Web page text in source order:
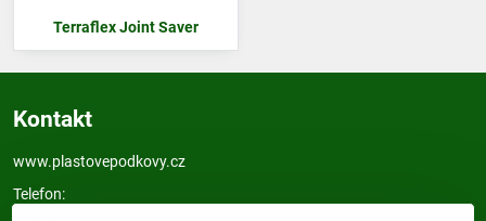
Terraflex Joint Saver
Kontakt
www.plastovepodkovy.cz
Telefon: